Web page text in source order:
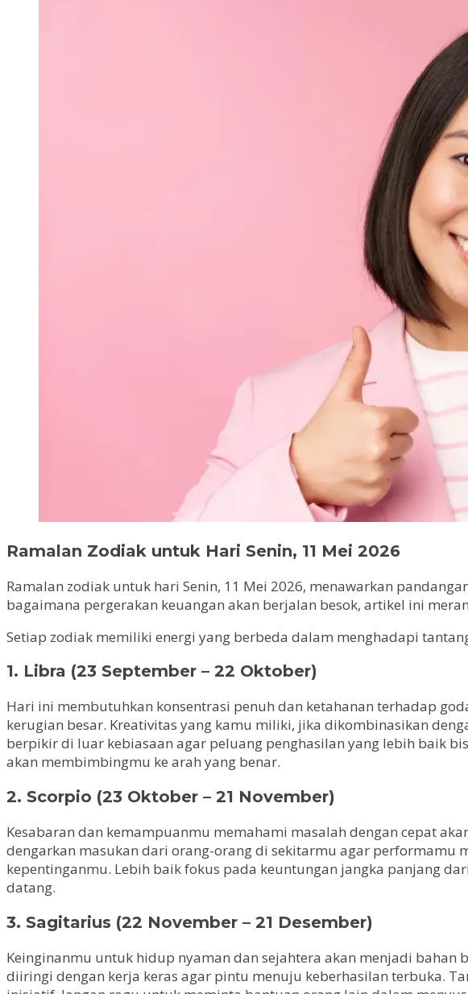
Ramalan Zodiak untuk Hari Senin, 11 Mei 2026
Ramalan zodiak untuk hari Senin, 11 Mei 2026, menawarkan
bagaimana pergerakan keuangan akan berjalan besok, artikel ini
Setiap zodiak memiliki energi yang berbeda dalam menghadapi
1. Libra (23 September – 22 Oktober)
Hari ini membutuhkan konsentrasi penuh dan ketahanan terhadap
kerugian besar. Kreativitas yang kamu miliki, jika dikombinasikan
berpikir di luar kebiasaan agar peluang penghasilan yang lebih baik
akan membimbingmu ke arah yang benar.
2. Scorpio (23 Oktober – 21 November)
Kesabaran dan kemampuanmu memahami masalah dengan cepat
dengarkan masukan dari orang-orang di sekitarmu agar
kepentinganmu. Lebih baik fokus pada keuntungan jangka panjang
datang.
3. Sagitarius (22 November – 21 Desember)
Keinginanmu untuk hidup nyaman dan sejahtera akan menjadi
diiringi dengan kerja keras agar pintu menuju keberhasilan terbuka.